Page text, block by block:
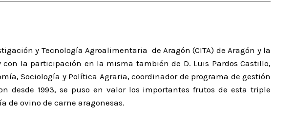
y Tecnología Agroalimentaria de Aragón (CITA) de Aragón y la
con la participación en la misma también de D. Luis Pardos Castillo,
Sociología y Política Agraria, coordinador de programa de gestión
desde 1993, se puso en valor los importantes frutos de esta triple
de ovino de carne aragonesas.